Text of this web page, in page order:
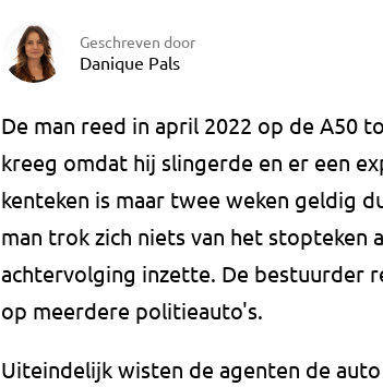
Geschreven door
Danique Pals
De man reed in april 2022 op de A50
kreeg omdat hij slingerde en er een
kenteken is maar twee weken geldig
man trok zich niets van het stopteken
achtervolging inzette. De bestuurder
op meerdere politieauto's.
Uiteindelijk wisten de agenten de